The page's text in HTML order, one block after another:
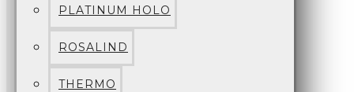
PLATINUM HOLO
ROSALIND
THERMO